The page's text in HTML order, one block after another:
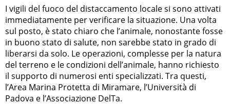
I vigili del fuoco del distaccamento locale si sono attivati
immediatamente per verificare la situazione. Una volta
sul posto, è stato chiaro che l’animale, nonostante fosse
in buono stato di salute, non sarebbe stato in grado di
liberarsi da solo. Le operazioni, complesse per la natura
del terreno e le condizioni dell’animale, hanno richiesto
il supporto di numerosi enti specializzati. Tra questi,
l’Area Marina Protetta di Miramare, l’Università di
Padova e l’Associazione DelTa.